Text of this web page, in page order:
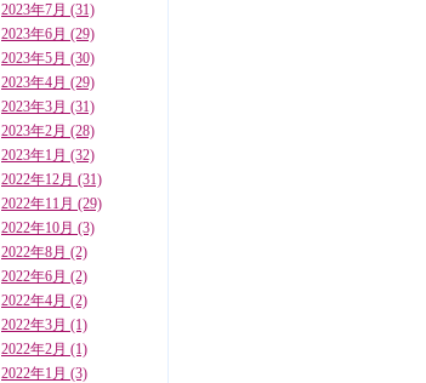
2023年7月 (31)
2023年6月 (29)
2023年5月 (30)
2023年4月 (29)
2023年3月 (31)
2023年2月 (28)
2023年1月 (32)
2022年12月 (31)
2022年11月 (29)
2022年10月 (3)
2022年8月 (2)
2022年6月 (2)
2022年4月 (2)
2022年3月 (1)
2022年2月 (1)
2022年1月 (3)